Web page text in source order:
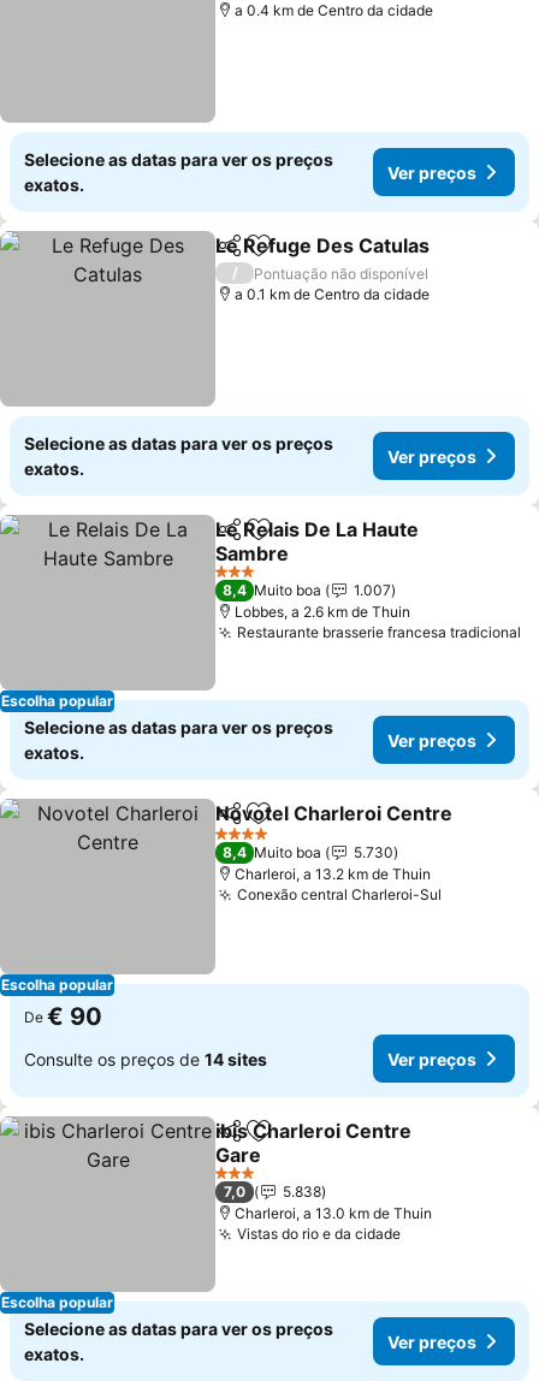
a 0.4 km de Centro da cidade
Selecione as datas para ver os preços
exatos.
Ver preços
PartilharAdicionar aos favoritos
Le Refuge Des Catulas
/
Pontuação não disponível
a 0.1 km de Centro da cidade
Selecione as datas para ver os preços
exatos.
Ver preços
Escolha popular
PartilharAdicionar aos favoritos
Le Relais De La Haute
Sambre
3 Estrelas
8,4 Muito boa
1.007
Lobbes, a 2.6 km de Thuin
Restaurante brasserie francesa tradicional
Selecione as datas para ver os preços
exatos.
Ver preços
Escolha popular
PartilharAdicionar aos favoritos
Novotel Charleroi Centre
4 Estrelas
8,4 Muito boa
5.730
Charleroi, a 13.2 km de Thuin
Conexão central Charleroi-Sul
De € 90
Consulte os preços de 14 sites Ver preços
Escolha popular
PartilharAdicionar aos favoritos
ibis Charleroi Centre
Gare
3 Estrelas
7,0
5.838
Charleroi, a 13.0 km de Thuin
Vistas do rio e da cidade
Selecione as datas para ver os preços
exatos.
Ver preços